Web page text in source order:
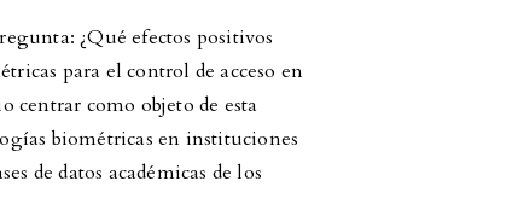
¿Qué efectos positivos
para el control de acceso en
centrar como objeto de esta
biométricas en instituciones
de datos académicas de los